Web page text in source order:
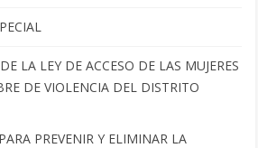
LA LEY DE ACCESO DE LAS MUJERES
DE VIOLENCIA DEL DISTRITO
PREVENIR Y ELIMINAR LA